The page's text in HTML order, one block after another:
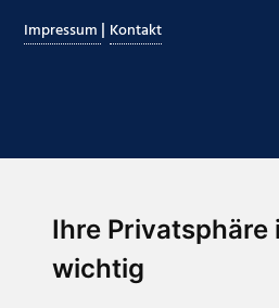
Ihre Privatsphäre
wichtig
Impressum | Kontakt
Abonnieren Sie unseren